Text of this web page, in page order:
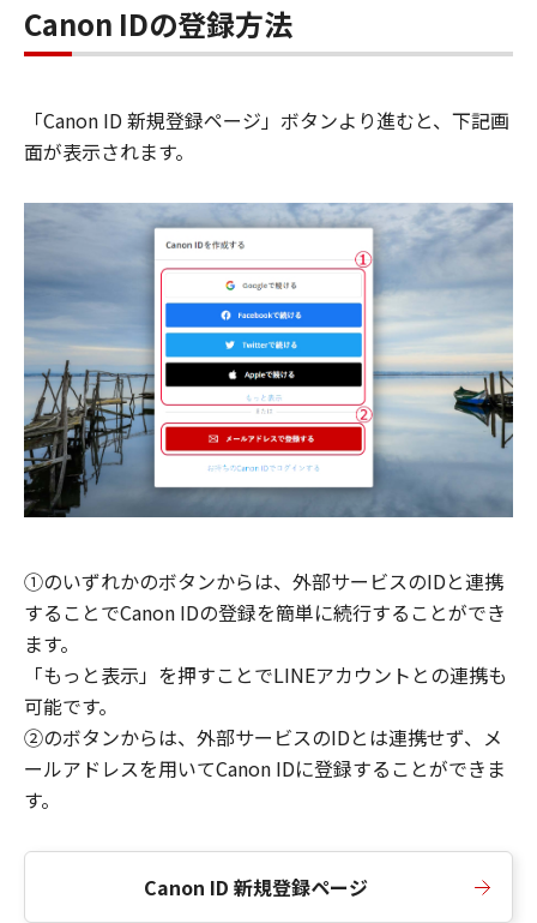
Canon IDの登録方法
「Canon ID 新規登録ページ」ボタンより進むと、下記画
面が表示されます。
①のいずれかのボタンからは、外部サービスのIDと連携
することでCanon IDの登録を簡単に続行することができ
ます。
「もっと表示」を押すことでLINEアカウントとの連携も
可能です。
②のボタンからは、外部サービスのIDとは連携せず、メ
ールアドレスを用いてCanon IDに登録することができま
す。
Canon ID 新規登録ページ